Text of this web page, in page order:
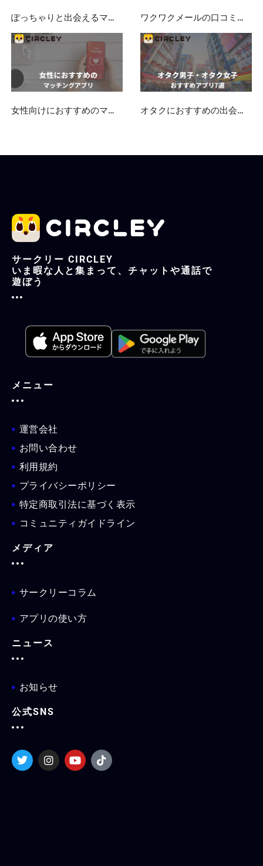
ぽっちゃりと出会えるマッチングアプリ・出会い系おすすめ10選【デブ専歓迎】 ワクワクメールの口コミ・評判まとめ！実際に出会えるのか検証してみた！
女性向けにおすすめのマッチングアプリ！安全・無料で出会える人気婚活アプリを徹底比較【初心者向け】 オタクにおすすめの出会いマッチングアプリ8選を徹底解説
サークリー CIRCLEY
いま暇な人と集まって、チャットや通話で
遊ぼう
メニュー
運営会社
お問い合わせ
利用規約
プライバシーポリシー
特定商取引法に基づく表示
コミュニティガイドライン
メディア
サークリーコラム
アプリの使い方
ニュース
お知らせ
公式SNS
T
w
i
I
n
s
Y
o
u
T
i
k